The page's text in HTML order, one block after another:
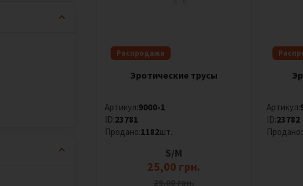
Распродажа
Эротические трусы
Артикул:9000-1
ID:23781
Продано:1182шт.
S/M
25,00 грн.
Артикул:
ID:23782
Продано: